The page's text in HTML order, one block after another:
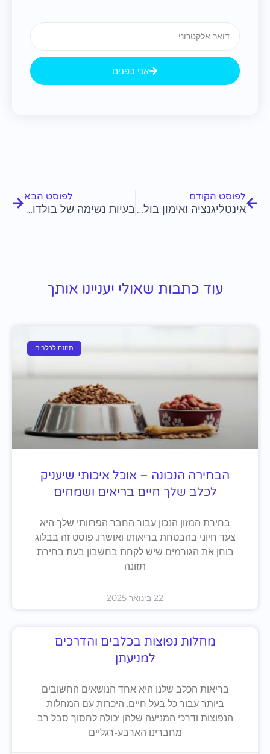
אני בפנים
לפוסט הקודם
אינטליגנציה ואימון בולדוג צרפתי
לפוסט הבא
בעיות נשימה של בולדוג צרפתי ופתרונות
עוד כתבות שאולי יעניינו אותך
תזונה לכלבים
הבחירה הנכונה – אוכל איכותי שיעניק
לכלב שלך חיים בריאים ושמחים
בחירת המזון הנכון עבור החבר הפרוותי שלך היא
צעד חיוני בהבטחת בריאותו ואושרו. פוסט זה בבלוג
בוחן את הגורמים שיש לקחת בחשבון בעת בחירת
תזונה
22 בינואר 2025
מחלות נפוצות בכלבים והדרכים
למניעתן
בריאות הכלב שלנו היא אחד הנושאים החשובים
ביותר עבור כל בעל חיים. היכרות עם המחלות
הנפוצות ודרכי המניעה שלהן יכולה לחסוך סבל רב
מחברינו הארבע-רגליים